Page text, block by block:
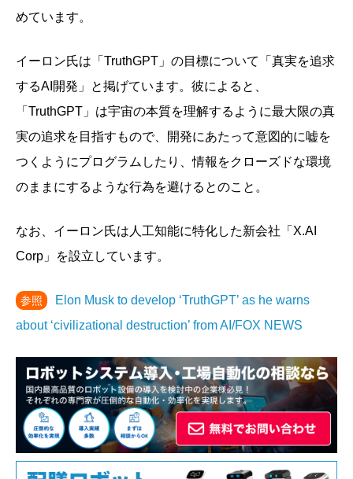
めています。
イーロン氏は「TruthGPT」の目標について「真実を追求
するAI開発」と掲げています。彼によると、
「TruthGPT」は宇宙の本質を理解するように最大限の真
実の追求を目指すもので、開発にあたって意図的に嘘を
つくようにプログラムしたり、情報をクローズドな環境
のままにするような行為を避けるとのこと。
なお、イーロン氏は人工知能に特化した新会社「X.AI
Corp」を設立しています。
参照
Elon Musk to develop ‘TruthGPT’ as he warns
about ‘civilizational destruction’ from AI/FOX NEWS